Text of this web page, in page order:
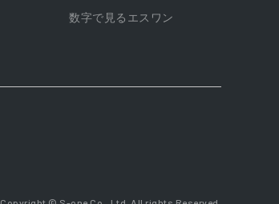
数字で見るエスワン